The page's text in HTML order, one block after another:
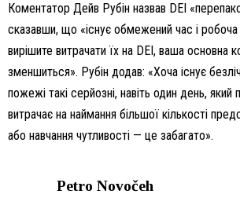
Коментатор Дейв Рубін назвав DEI
сказавши, що «існує обмежений час і
вирішите витрачати їх на DEI, ваша основна
зменшиться». Рубін додав: «Хоча існує
пожежі такі серйозні, навіть один день,
витрачає на наймання більшої кількості
або навчання чутливості — це забагато».
Petro Novočeh